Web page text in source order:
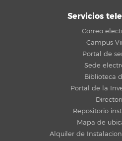
Servicios
Correo
Campus
Portal de
Sede
Biblioteca
Portal de la
Repositorio
Mapa de
Alquiler de